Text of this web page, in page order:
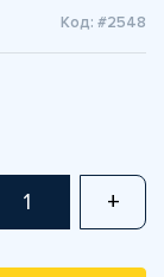
Код: #2548
+